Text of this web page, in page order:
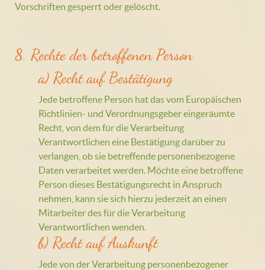
Vorschriften gesperrt oder gelöscht.
8. Rechte der betroffenen Person
a) Recht auf Bestätigung
Jede betroffene Person hat das vom Europäischen
Richtlinien- und Verordnungsgeber eingeräumte
Recht, von dem für die Verarbeitung
Verantwortlichen eine Bestätigung darüber zu
verlangen, ob sie betreffende personenbezogene
Daten verarbeitet werden. Möchte eine betroffene
Person dieses Bestätigungsrecht in Anspruch
nehmen, kann sie sich hierzu jederzeit an einen
Mitarbeiter des für die Verarbeitung
Verantwortlichen wenden.
b) Recht auf Auskunft
Jede von der Verarbeitung personenbezogener